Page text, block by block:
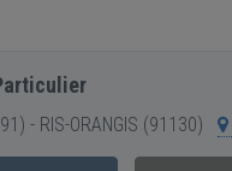
- RIS-ORANGIS (91130)